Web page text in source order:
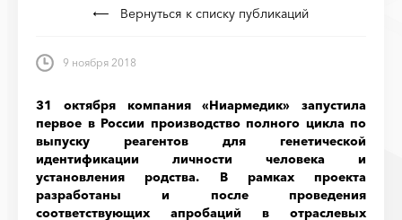
Вернуться к списку публикаций
9 ноября 2018
31 октября компания «Ниармедик» запустила
первое в России производство полного цикла по
выпуску реагентов для генетической
идентификации личности человека и
установления родства. В рамках проекта
разработаны и после проведения
соответствующих апробаций в отраслевых